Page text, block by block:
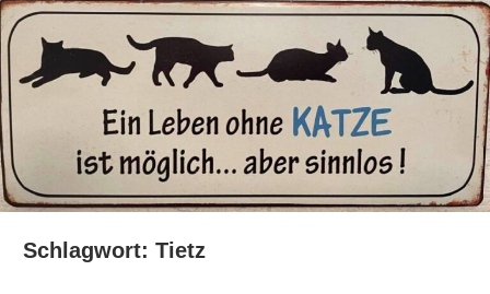
Schlagwort:Tietz